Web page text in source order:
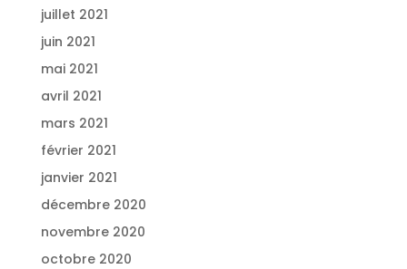
juillet 2021
juin 2021
mai 2021
avril 2021
mars 2021
février 2021
janvier 2021
décembre 2020
novembre 2020
octobre 2020